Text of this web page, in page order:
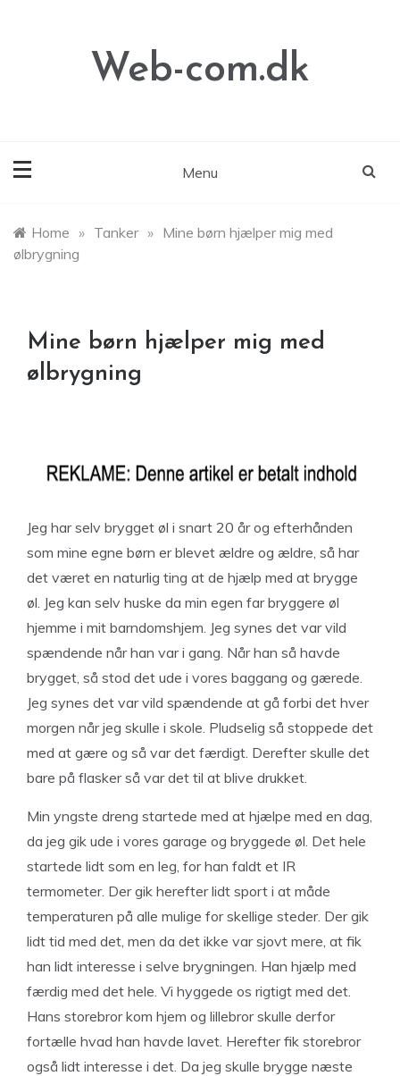
Web-com.dk
Menu
Home » Tanker » Mine børn hjælper mig med
ølbrygning
Mine børn hjælper mig med
ølbrygning
Jeg har selv brygget øl i snart 20 år og efterhånden
som mine egne børn er blevet ældre og ældre, så har
det været en naturlig ting at de hjælp med at brygge
øl. Jeg kan selv huske da min egen far bryggere øl
hjemme i mit barndomshjem. Jeg synes det var vild
spændende når han var i gang. Når han så havde
brygget, så stod det ude i vores baggang og gærede.
Jeg synes det var vild spændende at gå forbi det hver
morgen når jeg skulle i skole. Pludselig så stoppede det
med at gære og så var det færdigt. Derefter skulle det
bare på flasker så var det til at blive drukket.
Min yngste dreng startede med at hjælpe med en dag,
da jeg gik ude i vores garage og bryggede øl. Det hele
startede lidt som en leg, for han faldt et IR
termometer. Der gik herefter lidt sport i at måde
temperaturen på alle mulige for skellige steder. Der gik
lidt tid med det, men da det ikke var sjovt mere, at fik
han lidt interesse i selve brygningen. Han hjælp med
færdig med det hele. Vi hyggede os rigtigt med det.
Hans storebror kom hjem og lillebror skulle derfor
fortælle hvad han havde lavet. Herefter fik storebror
også lidt interesse i det. Da jeg skulle brygge næste